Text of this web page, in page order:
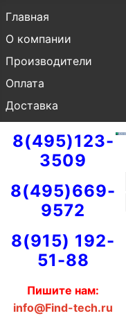
Главная
О компании
Производители
Оплата
Доставка
8(495)123-
3509
8(495)669-
9572
8(915) 192-
51-88
Пишите нам:
info@Find-tech.ru